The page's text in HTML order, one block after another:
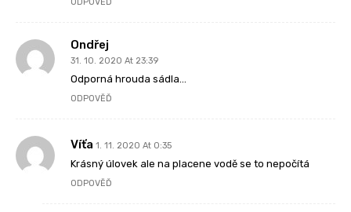
Ondřej
31. 10. 2020 At 23:39
Odporná hrouda sádla…
ODPOVĚĎ
Víťa 1. 11. 2020 At 0:35
Krásný úlovek ale na placene vodě se to nepočítá
ODPOVĚĎ